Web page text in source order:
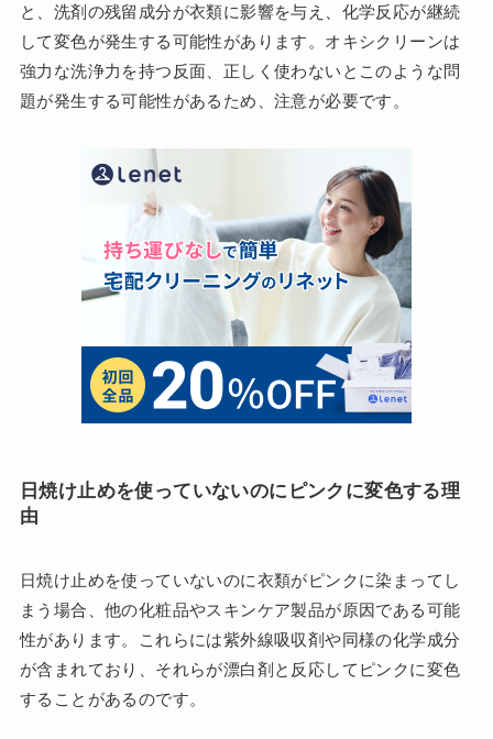
と、洗剤の残留成分が衣類に影響を与え、化学反応が継続
して変色が発生する可能性があります。オキシクリーンは
強力な洗浄力を持つ反面、正しく使わないとこのような問
題が発生する可能性があるため、注意が必要です。
日焼け止めを使っていないのにピンクに変色する理
由
日焼け止めを使っていないのに衣類がピンクに染まってし
まう場合、他の化粧品やスキンケア製品が原因である可能
性があります。これらには紫外線吸収剤や同様の化学成分
が含まれており、それらが漂白剤と反応してピンクに変色
することがあるのです。